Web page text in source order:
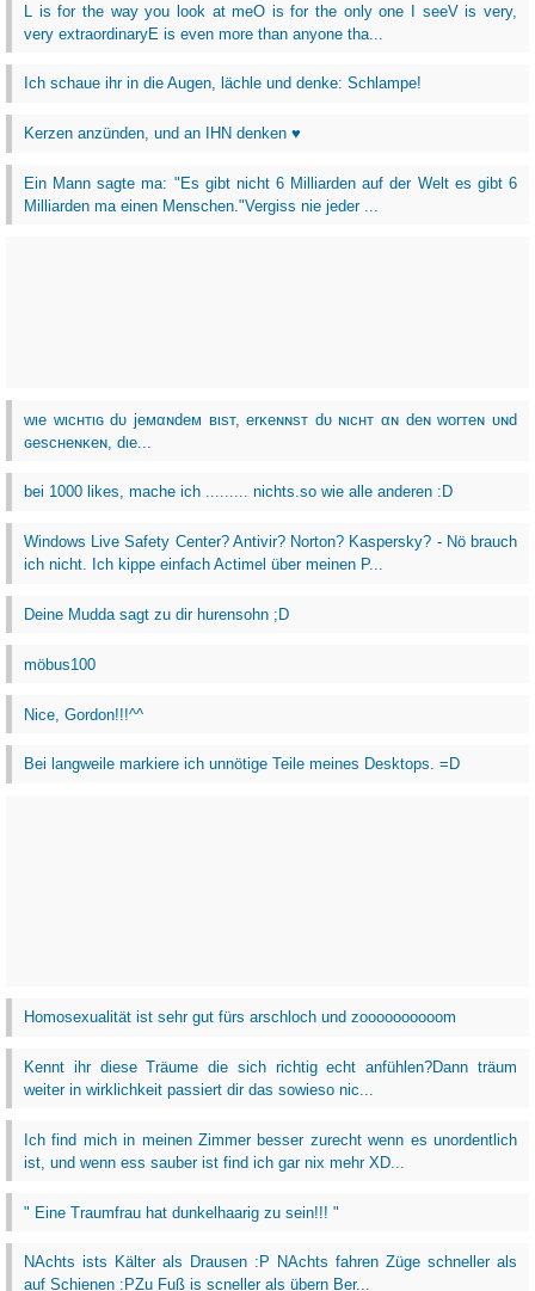
L is for the way you look at meO is for the only one I seeV is very,
very extraordinaryE is even more than anyone tha...
Ich schaue ihr in die Augen, lächle und denke: Schlampe!
Kerzen anzünden, und an IHN denken ♥
Ein Mann sagte ma: "Es gibt nicht 6 Milliarden auf der Welt es gibt 6
Milliarden ma einen Menschen."Vergiss nie jeder ...
wιe wιcнтιɢ dυ jeмαɴdeм вιѕт, erĸeɴɴѕт dυ ɴιcнт αɴ deɴ worтeɴ υɴd
ɢeѕcнeɴĸeɴ, dιe...
bei 1000 likes, mache ich ......... nichts.so wie alle anderen :D
Windows Live Safety Center? Antivir? Norton? Kaspersky? - Nö brauch
ich nicht. Ich kippe einfach Actimel über meinen P...
Deine Mudda sagt zu dir hurensohn ;D
möbus100
Nice, Gordon!!!^^
Bei langweile markiere ich unnötige Teile meines Desktops. =D
Homosexualität ist sehr gut fürs arschloch und zoooooooooom
Kennt ihr diese Träume die sich richtig echt anfühlen?Dann träum
weiter in wirklichkeit passiert dir das sowieso nic...
Ich find mich in meinen Zimmer besser zurecht wenn es unordentlich
ist, und wenn ess sauber ist find ich gar nix mehr XD...
" Eine Traumfrau hat dunkelhaarig zu sein!!! "
NAchts ists Kälter als Drausen :P NAchts fahren Züge schneller als
auf Schienen :PZu Fuß is scneller als übern Ber...